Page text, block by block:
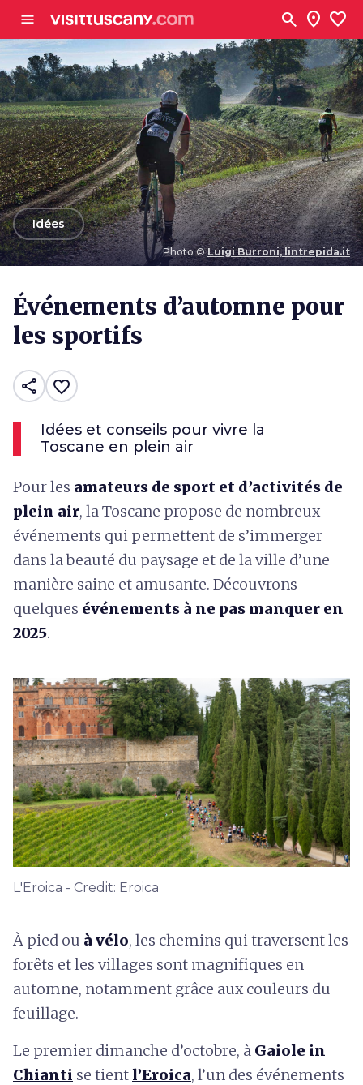
menu search location_on favorite
Photo © Luigi Burroni, lintrepida.it
arrow_backIdées
Événements d’automne pour
les sportifs
share favorite_border
Idées et conseils pour vivre la
Toscane en plein air
Pour les amateurs de sport et d’activités de
plein air, la Toscane propose de nombreux
événements qui permettent de s’immerger
dans la beauté du paysage et de la ville d’une
manière saine et amusante. Découvrons
quelques événements à ne pas manquer en
2025.
L'Eroica - Credit: Eroica
À pied ou à vélo, les chemins qui traversent les
forêts et les villages sont magnifiques en
automne, notamment grâce aux couleurs du
feuillage.
Le premier dimanche d’octobre, à Gaiole in
Chianti se tientl’Eroica, l’un des événements